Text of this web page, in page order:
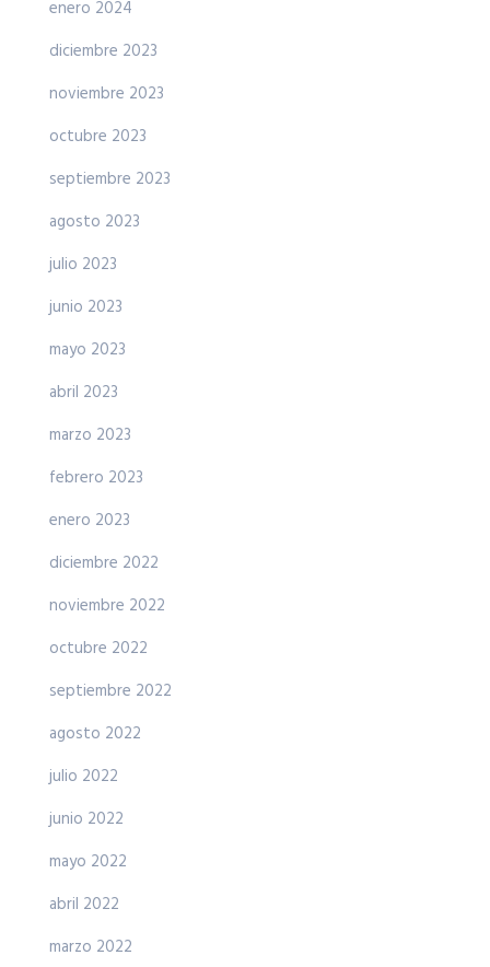
enero 2024
diciembre 2023
noviembre 2023
octubre 2023
septiembre 2023
agosto 2023
julio 2023
junio 2023
mayo 2023
abril 2023
marzo 2023
febrero 2023
enero 2023
diciembre 2022
noviembre 2022
octubre 2022
septiembre 2022
agosto 2022
julio 2022
junio 2022
mayo 2022
abril 2022
marzo 2022